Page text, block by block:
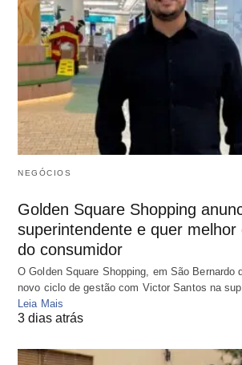
NEGÓCIOS
Golden Square Shopping
superintendente e quer melhor
do consumidor
O Golden Square Shopping, em São Bernardo
novo ciclo de gestão com Victor Santos na
Leia Mais
3 dias atrás